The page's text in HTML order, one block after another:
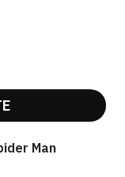
Man